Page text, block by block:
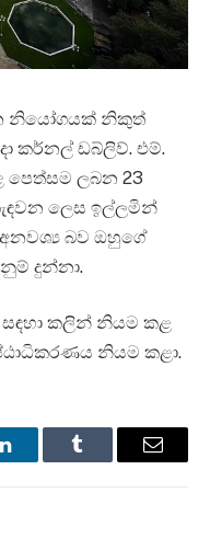
නියෝගයක් නිකුත්
කර්නල් ඩබ්ලිව්. එම්.
පෙත්සම ලබන 23
ලෙස ඉල්ලමින්
බව ඔහුගේ
දුන්නා.
සඳහා කලින් නියම කළ
නියම කළා.
LinkedInTumblr Email